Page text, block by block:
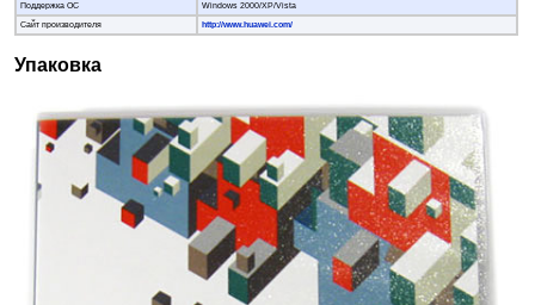
Поддержка ОС
Windows 2000/XP/Vista
Сайт производителя
http://www.huawei.com/
Упаковка